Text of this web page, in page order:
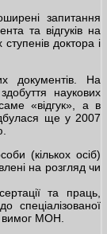
запитання
та відгуків на
доктора і
документів. На
наукових
«відгук», а в
ще у 2007
(кількох осіб)
на розгляд чи
та праць,
спеціалізованої
вимог МОН.